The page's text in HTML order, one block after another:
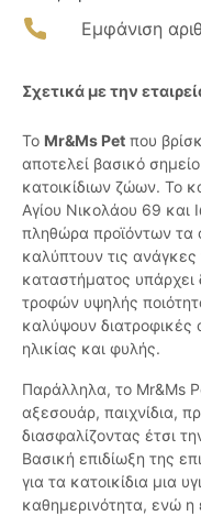
Εμφάνιση
Σχετικά με την
Το Mr&Ms Pet που
αποτελεί βασικό
κατοικίδιων ζώων. Το
Αγίου Νικολάου 69 και
πληθώρα προϊόντων τα
καλύπτουν τις ανάγκες
καταστήματος υπάρχει
τροφών υψηλής
καλύψουν διατροφικές
ηλικίας και φυλής.
Παράλληλα, το Mr&Ms
αξεσουάρ, παιχνίδια,
διασφαλίζοντας έτσι
Βασική επιδίωξη της
για τα κατοικίδια μια
καθημερινότητα, ενώ η